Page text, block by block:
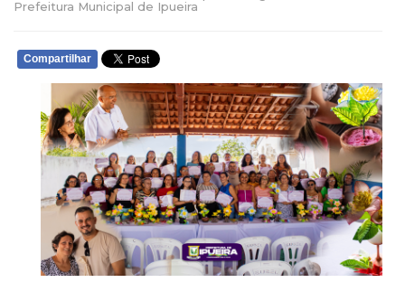
Prefeitura Municipal de Ipueira
Compartilhar